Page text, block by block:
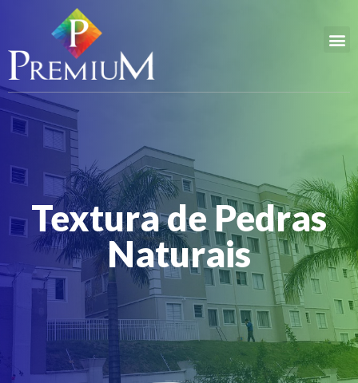
Textura de Pedras
Naturais